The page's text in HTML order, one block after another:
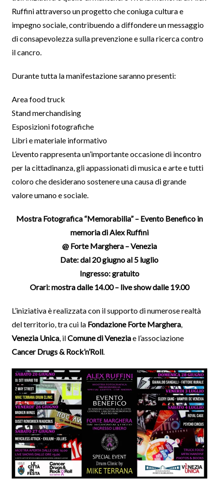
Ruffini attraverso un progetto che coniuga cultura e
impegno sociale, contribuendo a diffondere un messaggio
di consapevolezza sulla prevenzione e sulla ricerca contro
il cancro.
Durante tutta la manifestazione saranno presenti:
Area food truck
Stand merchandising
Esposizioni fotografiche
Libri e materiale informativo
L’evento rappresenta un’importante occasione di incontro
per la cittadinanza, gli appassionati di musica e arte e tutti
coloro che desiderano sostenere una causa di grande
valore umano e sociale.
Mostra Fotografica “Memorabilia” – Evento Benefico in
memoria di Alex Ruffini
@ Forte Marghera – Venezia
Date: dal 20 giugno al 5 luglio
Ingresso: gratuito
Orari: mostra dalle 14.00 – live show dalle 19.00
L’iniziativa è realizzata con il supporto di numerose realtà
del territorio, tra cui la Fondazione Forte Marghera,
Venezia Unica, ilComune di Veneziae l’associazione
Cancer Drugs & Rock’n’Roll.